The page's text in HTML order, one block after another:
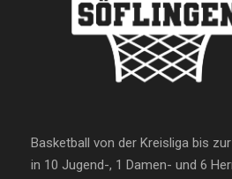
Basketball von der Kreisliga bis
in 10 Jugend-, 1 Damen- und 6